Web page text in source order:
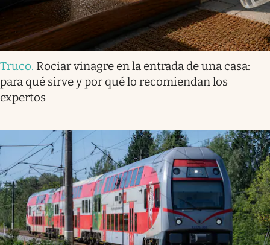
Truco. Rociar vinagre en la entrada de una casa:
para qué sirve y por qué lo recomiendan los
expertos